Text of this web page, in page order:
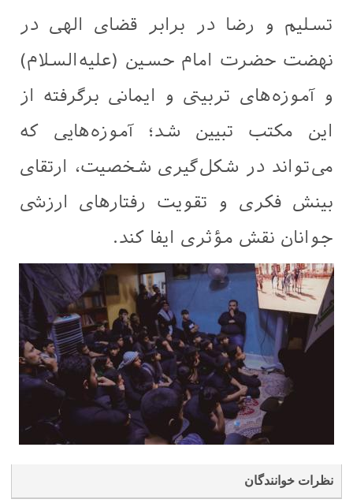
تسلیم و رضا در برابر قضای الهی در
نهضت حضرت امام حسین (علیه‌السلام)
و آموزه‌های تربیتی و ایمانی برگرفته از
این مکتب تبیین شد؛ آموزه‌هایی که
می‌تواند در شکل‌گیری شخصیت، ارتقای
بینش فکری و تقویت رفتارهای ارزشی
جوانان نقش مؤثری ایفا کند.
نظرات خوانندگان